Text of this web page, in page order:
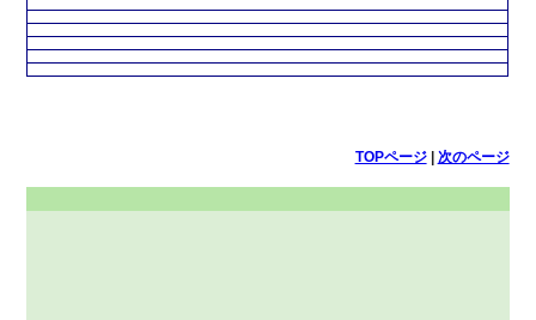
TOPページ| 次のページ